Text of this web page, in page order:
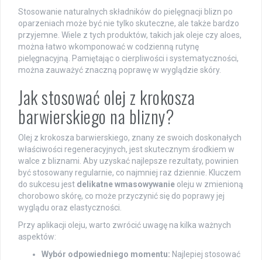
Stosowanie naturalnych składników do pielęgnacji blizn po
oparzeniach może być nie tylko skuteczne, ale także bardzo
przyjemne. Wiele z tych produktów, takich jak oleje czy aloes,
można łatwo wkomponować w codzienną rutynę
pielęgnacyjną. Pamiętając o cierpliwości i systematyczności,
można zauważyć znaczną poprawę w wyglądzie skóry.
Jak stosować olej z krokosza
barwierskiego na blizny?
Olej z krokosza barwierskiego, znany ze swoich doskonałych
właściwości regeneracyjnych, jest skutecznym środkiem w
walce z bliznami. Aby uzyskać najlepsze rezultaty, powinien
być stosowany regularnie, co najmniej raz dziennie. Kluczem
do sukcesu jest delikatne wmasowywanie oleju w zmienioną
chorobowo skórę, co może przyczynić się do poprawy jej
wyglądu oraz elastyczności.
Przy aplikacji oleju, warto zwrócić uwagę na kilka ważnych
aspektów:
Wybór odpowiedniego momentu: Najlepiej stosować